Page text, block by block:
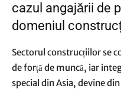
cazul angajării de
domeniul
Sectorul construcțiilor se
de forță de muncă, iar
special din Asia, devine